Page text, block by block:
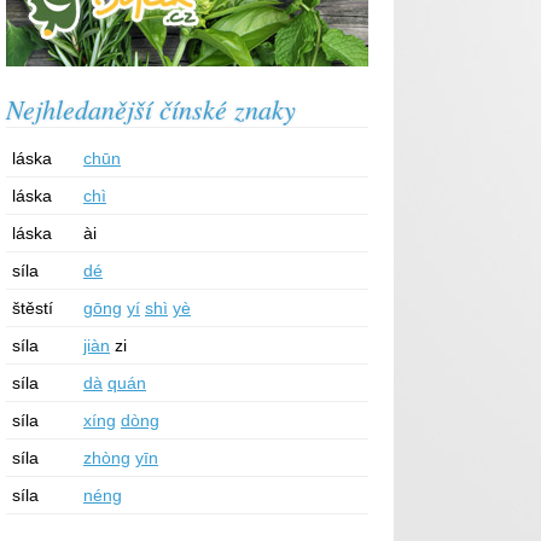
Nejhledanější čínské znaky
láska
chūn
láska
chì
láska
ài
síla
dé
štěstí
gōng yí shì yè
síla
jiàn zi
síla
dà quán
síla
xíng dòng
síla
zhòng yīn
síla
néng